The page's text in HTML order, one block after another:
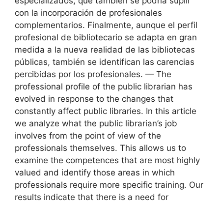
con la incorporación de profesionales
complementarios. Finalmente, aunque el perfil
profesional de bibliotecario se adapta en gran
medida a la nueva realidad de las bibliotecas
públicas, también se identifican las carencias
percibidas por los profesionales. — The
professional profile of the public librarian has
evolved in response to the changes that
constantly affect public libraries. In this article
we analyze what the public librarian’s job
involves from the point of view of the
professionals themselves. This allows us to
examine the competences that are most highly
valued and identify those areas in which
professionals require more specific training. Our
results indicate that there is a need for